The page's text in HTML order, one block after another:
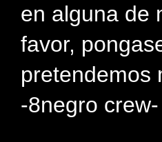
en alguna de
favor,
pretendemos
-8negro crew-